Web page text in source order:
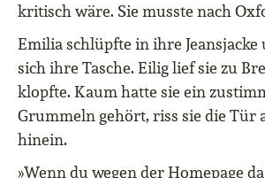
kritisch wäre. Sie musste nach
Emilia schlüpfte in ihre Jeansjacke
sich ihre Tasche. Eilig lief sie zu
klopfte. Kaum hatte sie ein
Grummeln gehört, riss sie die Tür
hinein.
»Wenn du wegen der Homepage